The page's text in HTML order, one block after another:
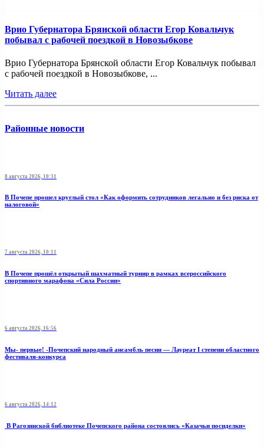
Врио Губернатора Брянской области Егор Ковальчук
побывал с рабочей поездкой в Новозыбкове
Врио Губернатора Брянской области Егор Ковальчук побывал
с рабочей поездкой в Новозыбкове, ...
Читать далее
Районные новости
8 августа 2026, 10:31
В Почепе прошел круглый стол «Как оформить сотрудников легально и без риска от
налоговой»
7 августа 2026, 10:11
В Почепе прошёл открытый шахматный турнир в рамках всероссийского
спортивного марафона «Сила России»
6 августа 2026, 16:56
Мы- первые! -Почепский народный ансамбль песни — Лауреат I степени областного
фестиваля-конкурса
6 августа 2026, 14:12
В Рагозинской библиотеке Почепского района состоялись «Казачьи посиделки»